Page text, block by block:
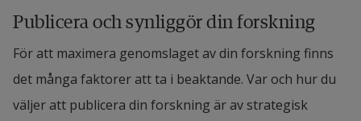
Publicera och synliggör din forskning
För att maximera genomslaget av din forskning finns
det många faktorer att ta i beaktande. Var och hur du
väljer att publicera din forskning är av strategisk